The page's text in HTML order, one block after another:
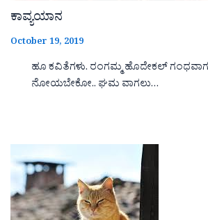
ಕಾವ್ಯಯಾನ
October 19, 2019
ಹೂ ಕವಿತೆಗಳು. ರಂಗಮ್ಮ ಹೊದೇಕಲ್
ನೋಯಬೇಕೋ.. ಘಮ ವಾಗಲು…